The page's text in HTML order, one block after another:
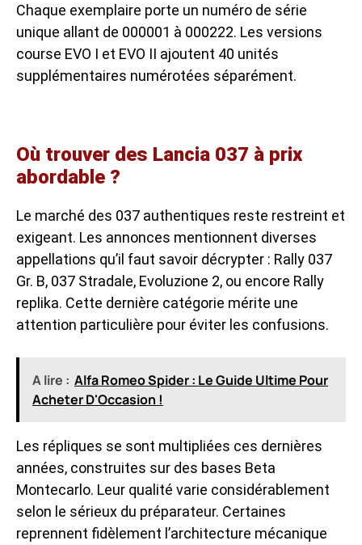
Chaque exemplaire porte un numéro de série
unique allant de 000001 à 000222. Les versions
course EVO I et EVO II ajoutent 40 unités
supplémentaires numérotées séparément.
Où trouver des Lancia 037 à prix
abordable ?
Le marché des 037 authentiques reste restreint et
exigeant. Les annonces mentionnent diverses
appellations qu’il faut savoir décrypter : Rally 037
Gr. B, 037 Stradale, Evoluzione 2, ou encore Rally
replika. Cette dernière catégorie mérite une
attention particulière pour éviter les confusions.
A lire : Alfa Romeo Spider : Le Guide Ultime Pour
Acheter D'Occasion !
Les répliques se sont multipliées ces dernières
années, construites sur des bases Beta
Montecarlo. Leur qualité varie considérablement
selon le sérieux du préparateur. Certaines
reprennent fidèlement l’architecture mécanique